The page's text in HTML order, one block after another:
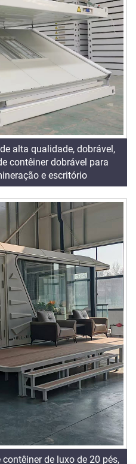
alta qualidade, dobrável,
contêiner dobrável para
e escritório
de luxo de 20 pés,